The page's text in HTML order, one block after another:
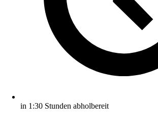
in 1:30 Stunden abholbereit